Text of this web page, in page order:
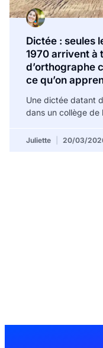
Dictée : seules
1970 arrivent à
d’orthographe
ce qu’on
Une dictée datant
dans un collège de
Juliette 20/03/